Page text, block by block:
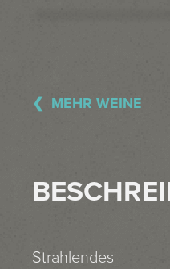
MEHR WEINE
Strahlendes